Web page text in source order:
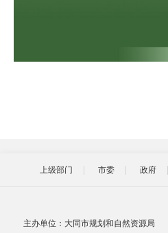
上级部门 市委 政府
主办单位：大同市规划和自然资源局